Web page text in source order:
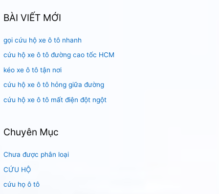
k
ế
m
:
BÀI VIẾT MỚI
gọi cứu hộ xe ô tô nhanh
cứu hộ xe ô tô đường cao tốc HCM
kéo xe ô tô tận nơi
cứu hộ xe ô tô hỏng giữa đường
cứu hộ xe ô tô mất điện đột ngột
Chuyên Mục
Chưa được phân loại
CỨU HỘ
cứu họ ô tô